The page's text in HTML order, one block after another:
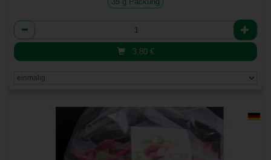
Anzahl
3,80 €